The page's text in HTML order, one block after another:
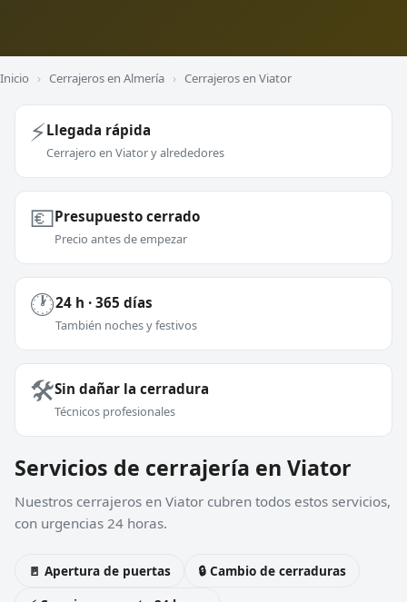
Inicio › Cerrajeros en Almería › Cerrajeros en Viator
⚡Llegada rápida
Cerrajero en Viator y alrededores
💶Presupuesto cerrado
Precio antes de empezar
🕐24 h · 365 días
También noches y festivos
🛠️Sin dañar la cerradura
Técnicos profesionales
Servicios de cerrajería en Viator
Nuestros cerrajeros en Viator cubren todos estos servicios,
con urgencias 24 horas.
🚪 Apertura de puertas
🔒 Cambio de cerraduras